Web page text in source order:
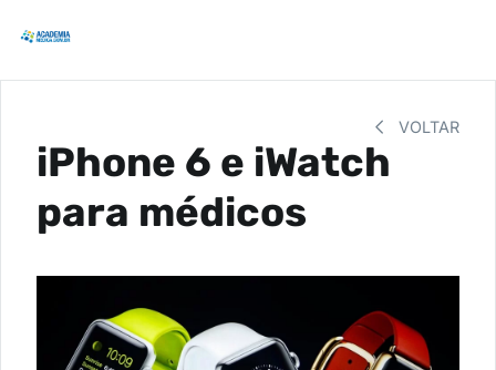
VOLTAR
iPhone 6 e iWatch
para médicos